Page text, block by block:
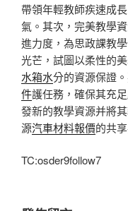
帶領年輕教師疾速成
氣。其次，完美教學
進力度，為思政課教
光芒，試圖以柔性的
水箱水分的資源保證
件護任務，確保其充
發新的教學資源并將
源汽車材料報價的共
TC:osder9follow7